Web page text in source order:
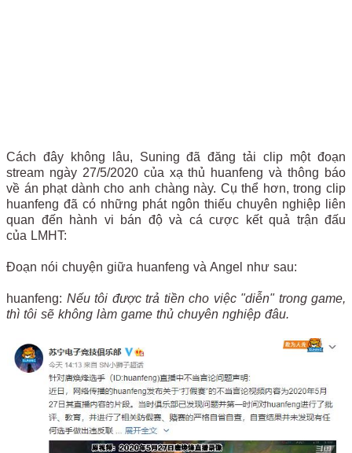
Cách đây không lâu, Suning đã đăng tải clip một đoạn
stream ngày 27/5/2020 của xạ thủ huanfeng và thông báo
về án phạt dành cho anh chàng này. Cụ thể hơn, trong clip
huanfeng đã có những phát ngôn thiếu chuyên nghiệp liên
quan đến hành vi bán độ và cá cược kết quả trận đấu
của LMHT:
Đoạn nói chuyện giữa huanfeng và Angel như sau:
huanfeng: Nếu tôi được trả tiền cho việc "diễn" trong game,
thì tôi sẽ không làm game thủ chuyên nghiệp đâu.